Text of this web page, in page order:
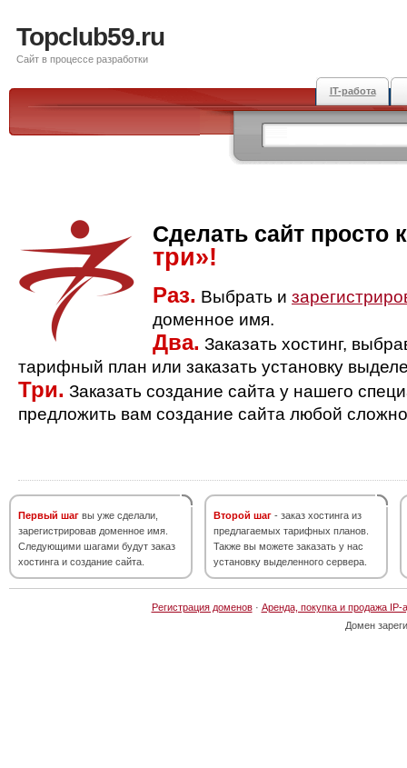
Topclub59.ru
Сайт в процессе разработки
IT-работа
Сделать сайт просто
три»!
Раз. Выбрать и
доменное имя.
Два. Заказать хостинг,
тарифный план или заказать установку
Три. Заказать создание сайта у нашего
предложить вам создание сайта любой
Первый шаг вы уже сделали,
зарегистрировав доменное имя.
Следующими шагами будут заказ
хостинга и создание сайта.
Второй шаг - заказ хостинга из
предлагаемых тарифных планов.
Также вы можете заказать у нас
установку выделенного сервера.
Регистрация доменов· Аренда, покупка и продажа IP-
Домен